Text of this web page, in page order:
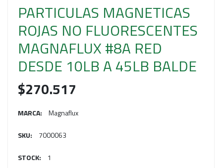
PARTICULAS MAGNETICAS
ROJAS NO FLUORESCENTES
MAGNAFLUX #8A RED
DESDE 10LB A 45LB BALDE
$270.517
MARCA: Magnaflux
SKU: 7000063
STOCK: 1